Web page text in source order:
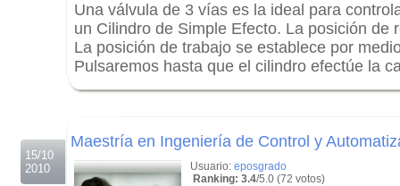
Una válvula de 3 vías es la ideal para
un Cilindro de Simple Efecto. La posición de
La posición de trabajo se establece por
Pulsaremos hasta que el cilindro efectúe la
15/10
2010
Maestría en Ingeniería de Control y
Usuario: eposgrado
Ranking: 3.4/5.0 (72 votos)